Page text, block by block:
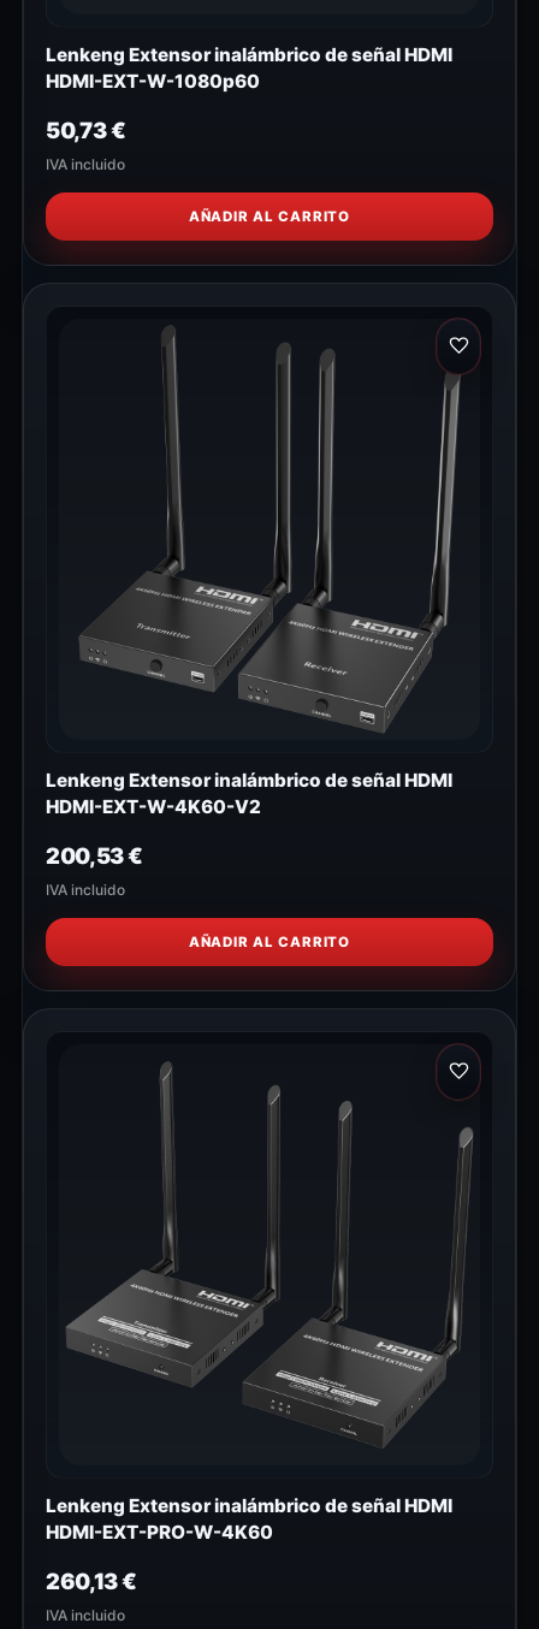
Lenkeng Extensor inalámbrico de señal HDMI
HDMI-EXT-W-1080p60
50,73€
IVA incluido
AÑADIR AL CARRITO
Lenkeng Extensor inalámbrico de señal HDMI
HDMI-EXT-W-4K60-V2
200,53€
IVA incluido
AÑADIR AL CARRITO
Lenkeng Extensor inalámbrico de señal HDMI
HDMI-EXT-PRO-W-4K60
260,13€
IVA incluido